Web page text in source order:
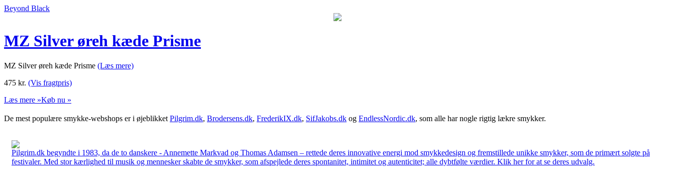
Beyond Black
MZ Silver øreh kæde Prisme
MZ Silver øreh kæde Prisme (Læs mere)
475 kr. (Vis fragtpris)
Læs mere »Køb nu »
De mest populære smykke-webshops er i øjeblikket Pilgrim.dk, Brodersens.dk, FrederikIX.dk, SifJakobs.dk og EndlessNordic.dk, som alle har nogle rigtig lækre smykker.
Pilgrim.dk begyndte i 1983, da de to danskere - Annemette Markvad og Thomas Adamsen – rettede deres innovative energi mod smykkedesign og fremstillede unikke smykker, som de primært solgte på
festivaler. Med stor kærlighed til musik og mennesker skabte de smykker, som afspejlede deres spontanitet, intimitet og autenticitet; alle dybtfølte værdier. Klik her for at se deres udvalg.